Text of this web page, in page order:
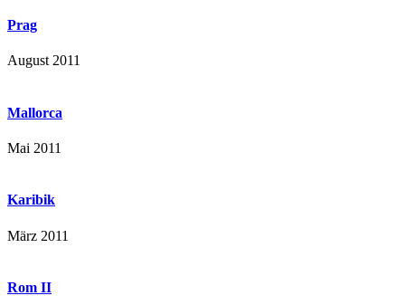
Prag
August 2011
Mallorca
Mai 2011
Karibik
März 2011
Rom II